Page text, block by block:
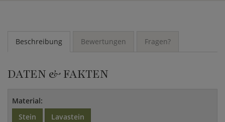
Beschreibung Bewertungen Fragen?
DATEN & FAKTEN
Material:
Stein
Lavastein